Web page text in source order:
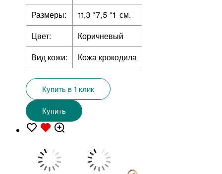
Размеры:
11,3 *7,5 *1 см.
Цвет:
Коричневый
Вид кожи:
Кожа крокодила
Купить в 1 клик
Купить